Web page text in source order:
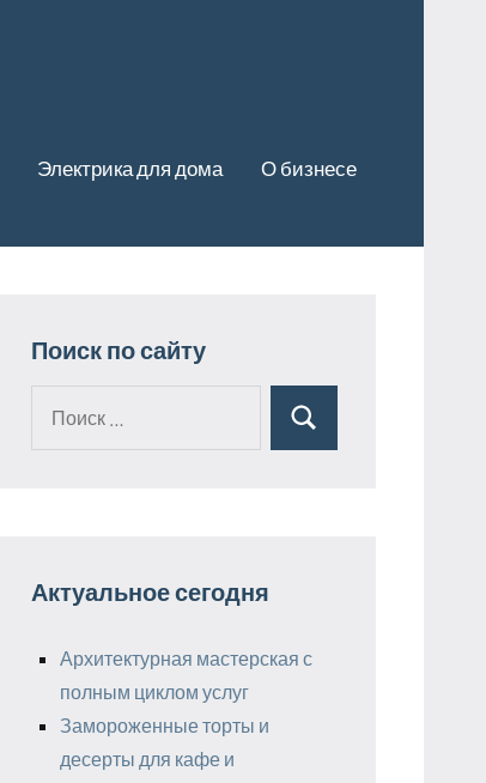
Электрика для дома О бизнесе
Поиск по сайту
Поиск
Актуальное сегодня
Архитектурная мастерская с
полным циклом услуг
Замороженные торты и
десерты для кафе и